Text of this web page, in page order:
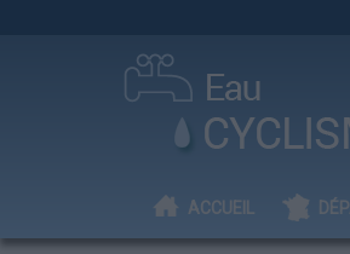
ACCUEIL